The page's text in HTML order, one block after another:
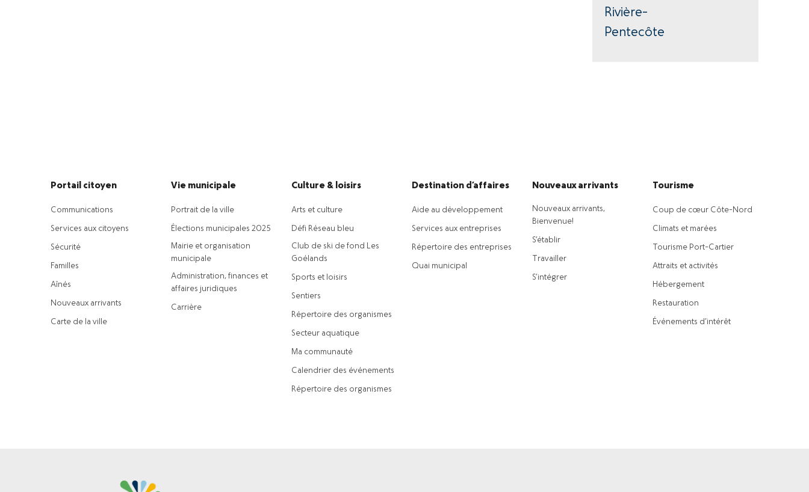
Rivière-
Pentecôte
Portail citoyen
Communications
Services aux citoyens
Sécurité
Familles
Aînés
Nouveaux arrivants
Carte de la ville
Vie municipale
Portrait de la ville
Élections municipales 2025
Mairie et organisation
municipale
Administration, finances et
affaires juridiques
Carrière
Culture & loisirs
Arts et culture
Défi Réseau bleu
Club de ski de fond Les
Goélands
Sports et loisirs
Sentiers
Répertoire des organismes
Secteur aquatique
Ma communauté
Calendrier des événements
Répertoire des organismes
Destination d’affaires
Aide au développement
Services aux entreprises
Répertoire des entreprises
Quai municipal
Nouveaux arrivants
Nouveaux arrivants,
Bienvenue!
S’établir
Travailler
S’intégrer
Tourisme
Coup de cœur Côte-Nord
Climats et marées
Tourisme Port-Cartier
Attraits et activités
Hébergement
Restauration
Événements d’intérêt